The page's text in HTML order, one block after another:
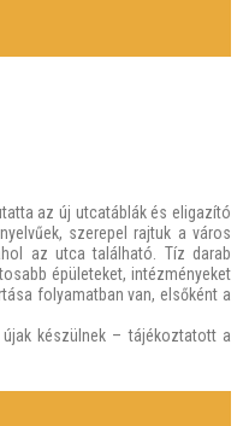
az új utcatáblák és eligazító
szerepel rajtuk a város
az utca található. Tíz darab
épületeket, intézményeket
folyamatban van, elsőként a
készülnek – tájékoztatott a